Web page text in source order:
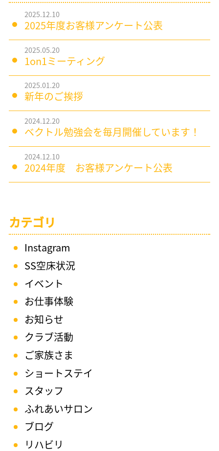
2025.12.10
2025年度お客様アンケート公表
2025.05.20
1on1ミーティング
2025.01.20
新年のご挨拶
2024.12.20
ベクトル勉強会を毎月開催しています！
2024.12.10
2024年度 お客様アンケート公表
カテゴリ
Instagram
SS空床状況
イベント
お仕事体験
お知らせ
クラブ活動
ご家族さま
ショートステイ
スタッフ
ふれあいサロン
ブログ
リハビリ